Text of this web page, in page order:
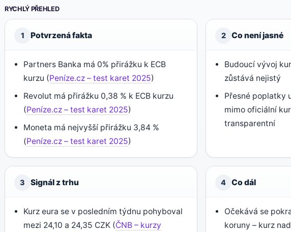
RYCHLÝ PŘEHLED
1 Potvrzená fakta
Partners Banka má 0% přirážku k ECB
kurzu (Peníze.cz – test karet 2025)
Revolut má přirážku 0,38 % k ECB kurzu
(Peníze.cz – test karet 2025)
Moneta má nejvyšší přirážku 3,84 %
(Peníze.cz – test karet 2025)
2 Co není jasné
Budoucí vývoj
zůstává nejistý
Přesné poplatky
mimo oficiální
transparentní
3 Signál z trhu
Kurz eura se v posledním týdnu pohyboval
mezi 24,10 a 24,35 CZK (ČNB – kurzy
4 Co dál
Očekává se
koruny – kurz